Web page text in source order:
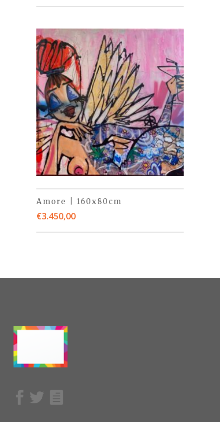
Amore | 160x80cm
€3.450,00